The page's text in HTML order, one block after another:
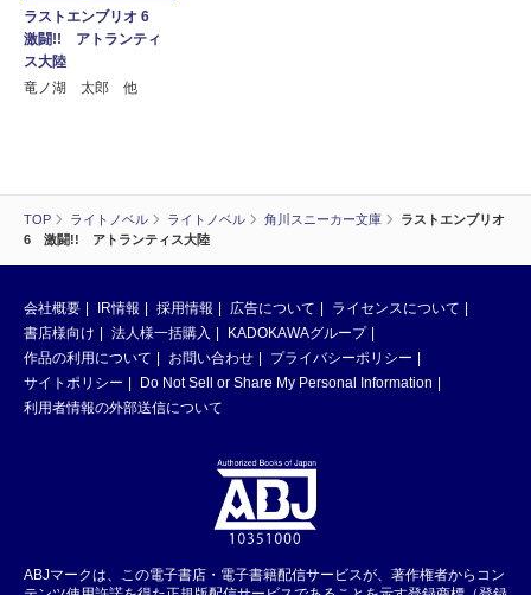
TOP ライトノベル ライトノベル 角川スニーカー文庫
ラストエンブリオ
6 激闘!! アトランティス大陸
ラストエンブリオ 6
激闘!! アトランティ
ス大陸
竜ノ湖 太郎 他
会社概要 IR情報 採用情報 広告について
ライセンスについて
書店様向け
法人様一括購入
KADOKAWAグループ
作品の利用について
お問い合わせ
プライバシーポリシー
サイトポリシー
Do Not Sell or Share My Personal Information
利用者情報の外部送信について
ABJマークは、この電子書店・電子書籍配信サービスが、著作権者からコン